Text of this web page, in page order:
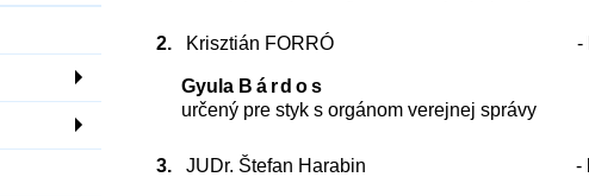
2. Krisztián FORRÓ -
Gyula Bárdos
určený pre styk s orgánom verejnej správy
3. JUDr. Štefan Harabin -